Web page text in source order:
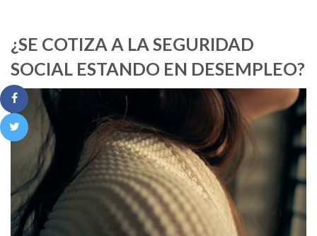
¿SE COTIZA A LA SEGURIDAD
SOCIAL ESTANDO EN DESEMPLEO?